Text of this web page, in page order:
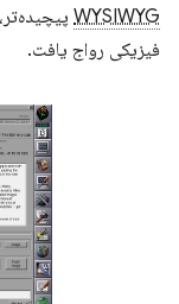
WYSIWYG
فیزیکی رواج یافت.